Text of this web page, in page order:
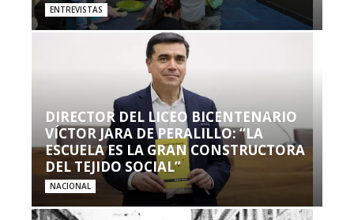
ENTREVISTAS
DIRECTOR DEL LICEO BICENTENARIO
VÍCTOR JARA DE PERALILLO: “LA
ESCUELA ES LA GRAN CONSTRUCTORA
DEL TEJIDO SOCIAL”
NACIONAL